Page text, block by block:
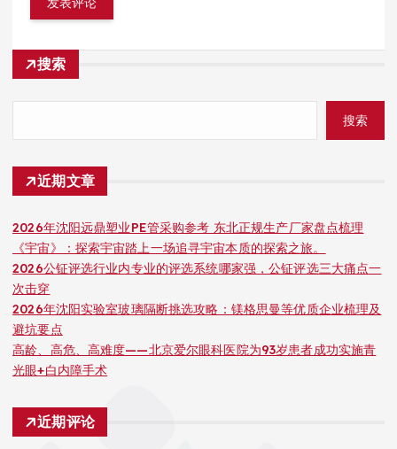
搜索
搜索
近期文章
2026年沈阳远鼎塑业PE管采购参考 东北正规生产厂家盘点梳理
《宇宙》：探索宇宙踏上一场追寻宇宙本质的探索之旅。
2026公钲评选行业内专业的评选系统哪家强，公钲评选三大痛点一
次击穿
2026年沈阳实验室玻璃隔断挑选攻略：镁格思曼等优质企业梳理及
避坑要点
高龄、高危、高难度——北京爱尔眼科医院为93岁患者成功实施青
光眼+白内障手术
近期评论